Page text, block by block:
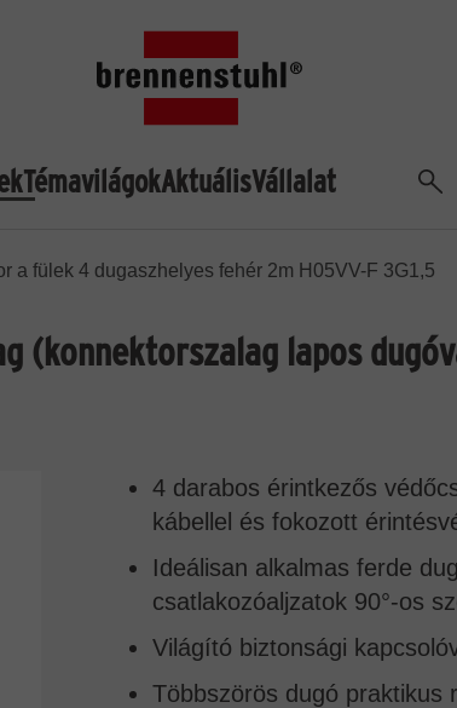
TémavilágokAktuálisVállalat
a fülek 4 dugaszhelyes fehér 2m H05VV-F 3G1,5
(konnektorszalag lapos
4 darabos érintkezős
kábellel és fokozott
Ideálisan alkalmas ferde
csatlakozóaljzatok 90°-os
Világító biztonsági
Többszörös dugó praktikus